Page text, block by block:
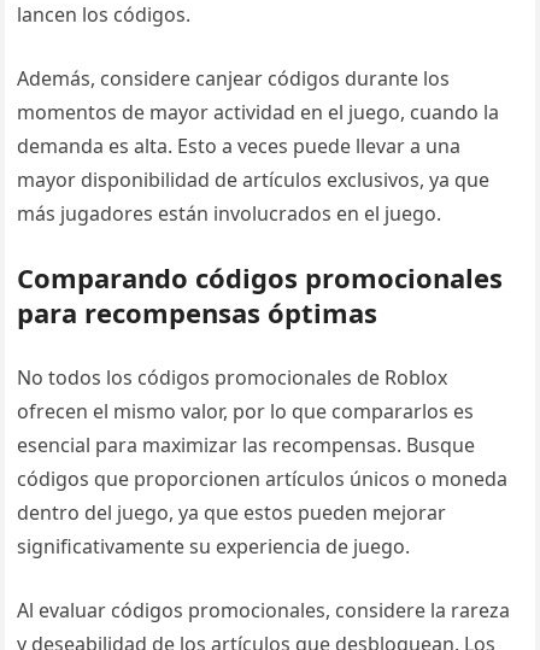
lancen los códigos.
Además, considere canjear códigos durante los
momentos de mayor actividad en el juego, cuando la
demanda es alta. Esto a veces puede llevar a una
mayor disponibilidad de artículos exclusivos, ya que
más jugadores están involucrados en el juego.
Comparando códigos promocionales
para recompensas óptimas
No todos los códigos promocionales de Roblox
ofrecen el mismo valor, por lo que compararlos es
esencial para maximizar las recompensas. Busque
códigos que proporcionen artículos únicos o moneda
dentro del juego, ya que estos pueden mejorar
significativamente su experiencia de juego.
Al evaluar códigos promocionales, considere la rareza
y deseabilidad de los artículos que desbloquean. Los